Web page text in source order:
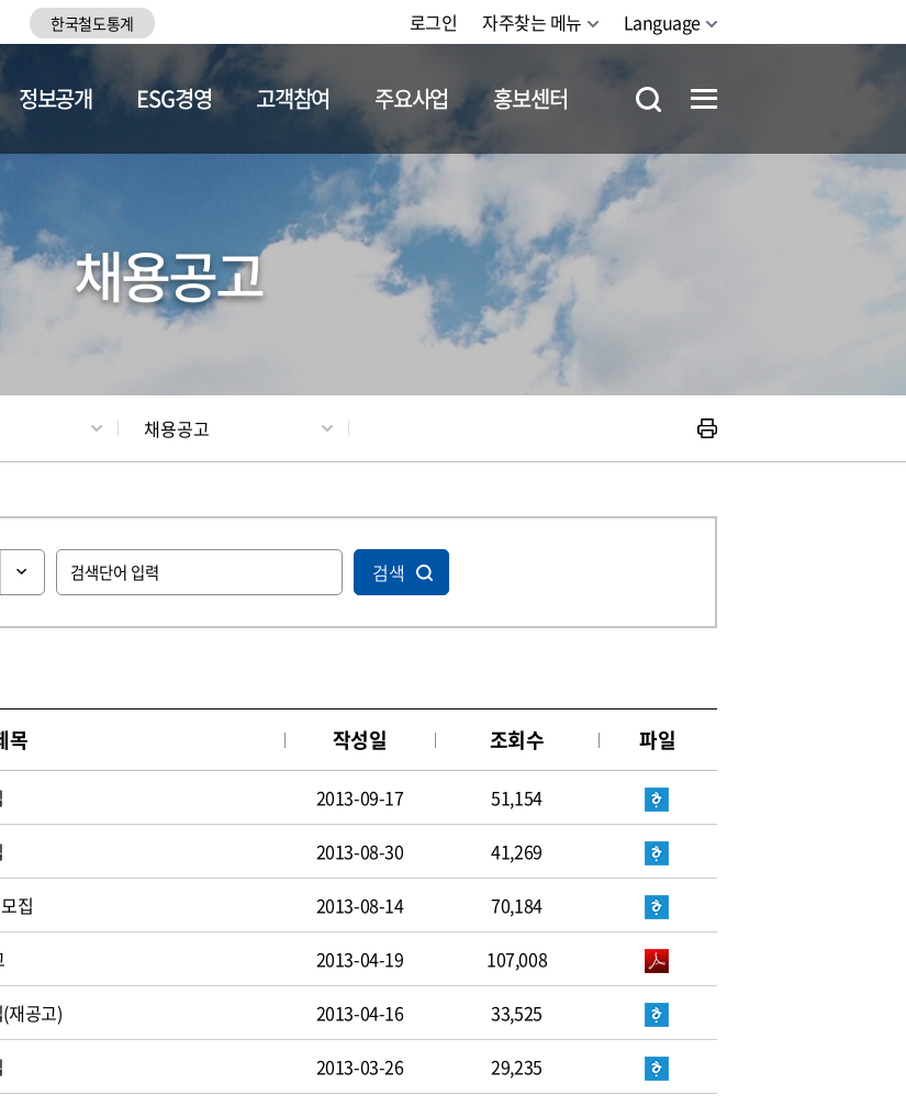
한국철도통계 로그인 자주찾는 메뉴 Language
채용정보
정보공개 ESG경영 고객참여 주요사업 홍보센터
채용공고
채용공고
검색
목 작성일 조회수 파일
2013-09-17 51,154
2013-08-30 41,269
집 2013-08-14 70,184
2013-04-19 107,008
재공고) 2013-04-16 33,525
2013-03-26 29,235